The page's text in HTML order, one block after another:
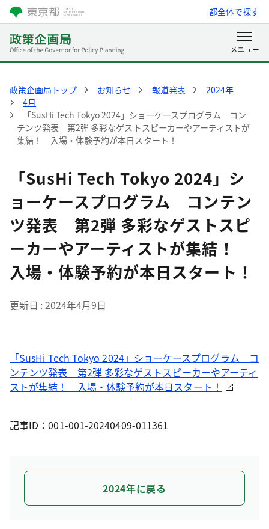
都全体で探す
政策企画局トップ お知らせ 報道発表
2024年
4月
「SusHi Tech Tokyo 2024」ショーケースプログラム コン
テンツ発表 第2弾 多彩なゲストスピーカーやアーティストが
集結！ 入場・体験予約が本日スタート！
「SusHi Tech Tokyo 2024」シ
ョーケースプログラム コンテン
ツ発表 第2弾 多彩なゲストスピ
ーカーやアーティストが集結！
入場・体験予約が本日スタート！
更新日 2024年4月9日
「SusHi Tech Tokyo 2024」ショーケースプログラム コ
ンテンツ発表 第2弾 多彩なゲストスピーカーやアーティ
ストが集結！ 入場・体験予約が本日スタート！
記事ID：001-001-20240409-011361
2024年に戻る